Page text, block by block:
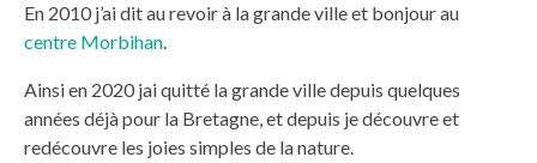
En 2010 j’ai dit au revoir à la grande ville et bonjour au
centre Morbihan.
Ainsi en 2020 jai quitté la grande ville depuis quelques
années déjà pour la Bretagne, et depuis je découvre et
redécouvre les joies simples de la nature.